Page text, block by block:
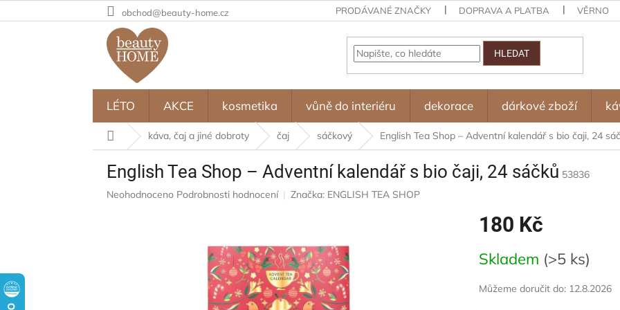
na
obchod@beauty-home.cz PRODÁVANÉ ZNAČKY DOPRAVA A PLATBA
HLEDAT
LÉTO AKCE kosmetika vůně do interiéru dekorace dárkové zboží
Domů káva, čaj a jiné dobroty čaj sáčkový English Tea Shop – Adventní kalendář s bio čaji, 24
English Tea Shop – Adventní kalendář s bio čaji, 24 sáčků 53836
Průměrné
Neohodnoceno Podrobnosti hodnocení Značka: ENGLISH TEA SHOP
180 Kč
cena:
Skladem (>5 ks)
Můžeme doručit do: 12.8.2026